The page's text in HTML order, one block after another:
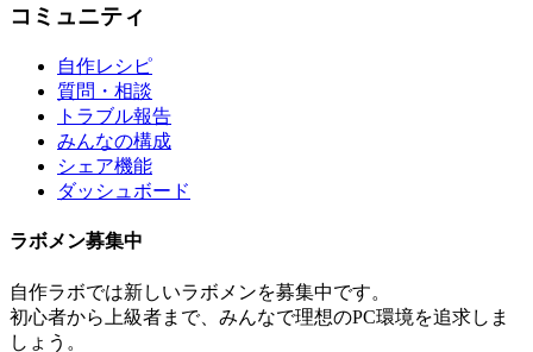
コミュニティ
自作レシピ
質問・相談
トラブル報告
みんなの構成
シェア機能
ダッシュボード
ラボメン募集中
自作ラボでは新しいラボメンを募集中です。
初心者から上級者まで、みんなで理想のPC環境を追求しま
しょう。